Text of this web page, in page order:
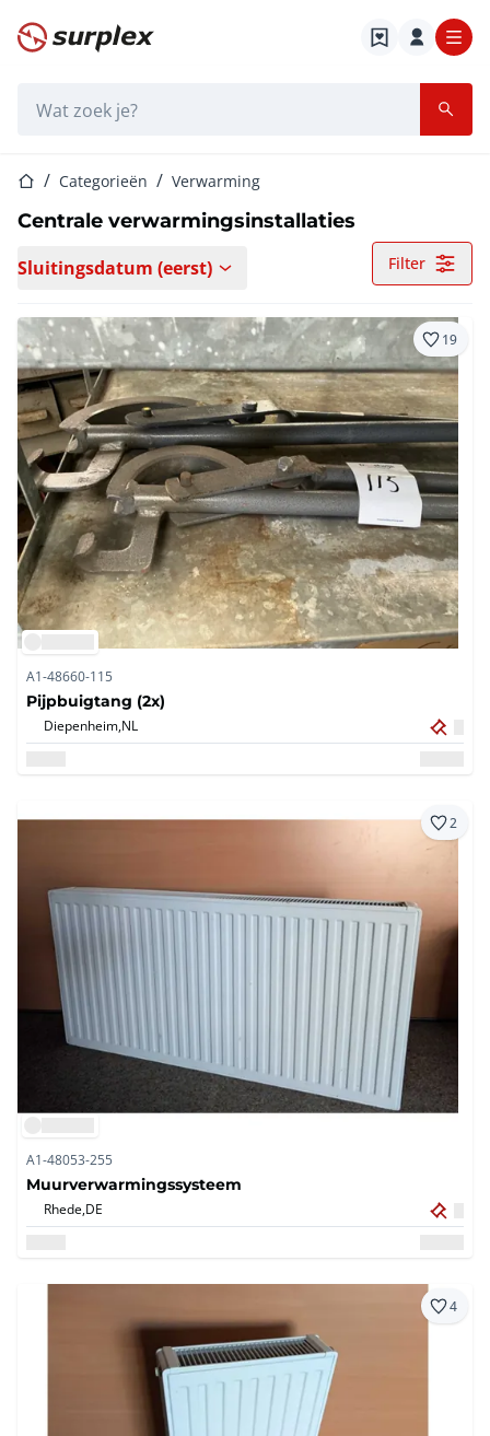
Startpagina
StartpaginaCategorieën Verwarming
Centrale verwarmingsinstallaties
Sluitingsdatum (eerst) Filter
19
A1-48660-115
Pijpbuigtang (2x)
Diepenheim,NL
2
A1-48053-255
Muurverwarmingssysteem
Rhede,DE
4